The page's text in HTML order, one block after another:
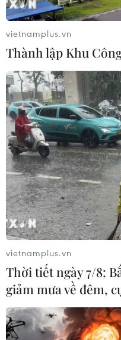
Palestine, Israel
Hội nghị hòa bình
16/01/2017 02:01
Sau khi hội nghị hòa
đã ngay lập tức hoan
trong khi Thủ tướng
nghị này không hiệu quả.
vietnamplus.vn
Thành lập Khu
vietnamplus.vn
Thời tiết ngày 7/8:
giảm mưa về đêm,